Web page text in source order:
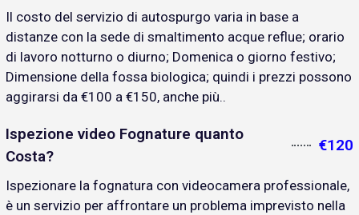
Il costo del servizio di autospurgo varia in base a
distanze con la sede di smaltimento acque reflue; orario
di lavoro notturno o diurno; Domenica o giorno festivo;
Dimensione della fossa biologica; quindi i prezzi possono
aggirarsi da €100 a €150, anche più..
Ispezione video Fognature quanto
Costa?
€120
Ispezionare la fognatura con videocamera professionale,
è un servizio per affrontare un problema imprevisto nella